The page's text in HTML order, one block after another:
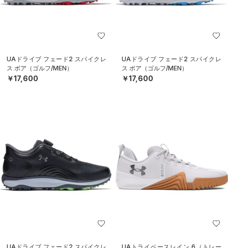
UAドライブ フェード2 スパイクレ
ス ボア（ゴルフ/MEN）
￥17,600
UAドライブ フェード2 スパイクレ
ス ボア（ゴルフ/MEN）
￥17,600